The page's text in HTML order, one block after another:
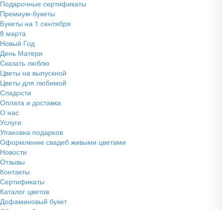
Подарочные сертификаты
Премиум-букеты
Букеты на 1 сентября
8 марта
Новый Год
День Матери
Сказать люблю
Цветы на выпускной
Цветы для любимой
Сладости
Оплата и доставка
О нас
Услуги
Упаĸовĸа подарĸов
Оформление свадеб живыми цветами
Новости
Отзывы
Контакты
Сертификаты
Каталог цветов
Дофаминовый букет